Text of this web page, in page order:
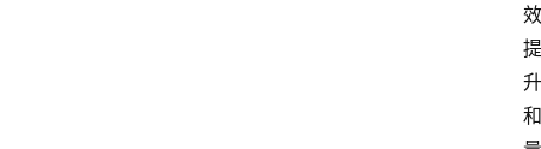
效
提
升
和